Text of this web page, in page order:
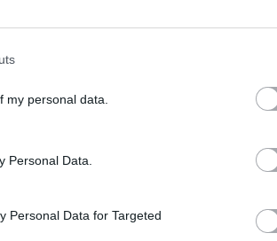
my personal data.
Personal Data.
Personal Data for Targeted